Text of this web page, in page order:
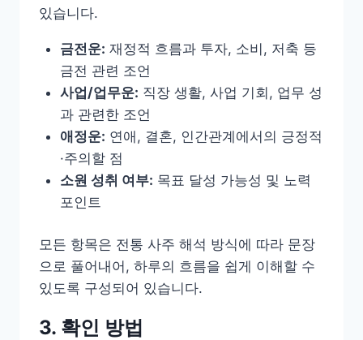
있습니다.
금전운: 재정적 흐름과 투자, 소비, 저축 등
금전 관련 조언
사업/업무운: 직장 생활, 사업 기회, 업무 성
과 관련한 조언
애정운: 연애, 결혼, 인간관계에서의 긍정적
·주의할 점
소원 성취 여부: 목표 달성 가능성 및 노력
포인트
모든 항목은 전통 사주 해석 방식에 따라 문장
으로 풀어내어, 하루의 흐름을 쉽게 이해할 수
있도록 구성되어 있습니다.
3. 확인 방법